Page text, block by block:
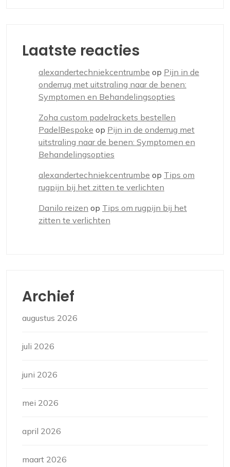
Laatste reacties
alexandertechniekcentrumbe op Pijn in de
onderrug met uitstraling naar de benen:
Symptomen en Behandelingsopties
Zoha custom padelrackets bestellen
PadelBespoke op Pijn in de onderrug met
uitstraling naar de benen: Symptomen en
Behandelingsopties
alexandertechniekcentrumbe op Tips om
rugpijn bij het zitten te verlichten
Danilo reizen op Tips om rugpijn bij het
zitten te verlichten
Archief
augustus 2026
juli 2026
juni 2026
mei 2026
april 2026
maart 2026